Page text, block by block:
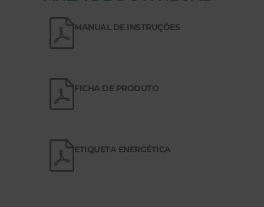
MANUAL DE INSTRUÇÕES
FICHA DE PRODUTO
ETIQUETA ENERGÉTICA